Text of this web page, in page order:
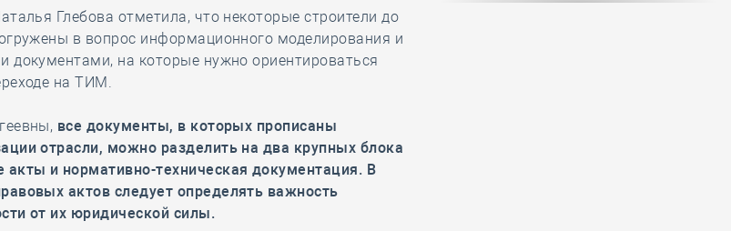
Глебова отметила, что некоторые строители до
в вопрос информационного моделирования и
документами, на которые нужно ориентироваться
на ТИМ.
все документы, в которых прописаны
отрасли, можно разделить на два крупных блока
акты и нормативно-техническая документация. В
актов следует определять важность
от их юридической силы.